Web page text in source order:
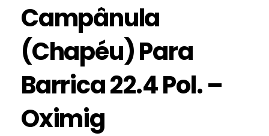
Campânula
(Chapéu) Para
Barrica 22.4 Pol. –
Oximig